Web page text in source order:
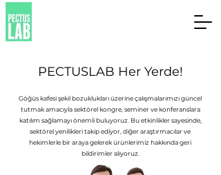
PECTUSLAB Her Yerde!
Göğüs kafesi şekil bozuklukları üzerine çalışmalarımızı güncel
tutmak amacıyla sektörel kongre, seminer ve konferanslara
katılım sağlamayı önemli buluyoruz. Bu etkinlikler sayesinde,
sektörel yenilikleri takip ediyor, diğer araştırmacılar ve
hekimlerle bir araya gelerek ürünlerimiz hakkında geri
bildirimler alıyoruz.